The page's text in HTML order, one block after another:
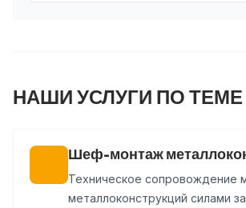
НАШИ УСЛУГИ ПО ТЕМЕ
Шеф-монтаж
Техническое сопровождение
металлоконструкций силами